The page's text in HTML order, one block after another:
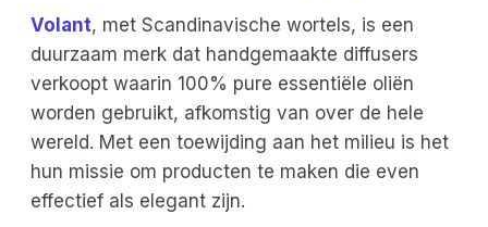
Volant, met Scandinavische wortels, is een
duurzaam merk dat handgemaakte diffusers
verkoopt waarin 100% pure essentiële oliën
worden gebruikt, afkomstig van over de hele
wereld. Met een toewijding aan het milieu is het
hun missie om producten te maken die even
effectief als elegant zijn.